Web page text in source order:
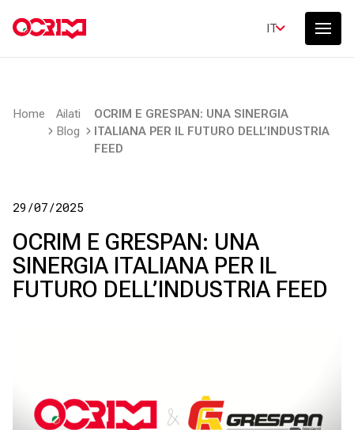
IT
Home
Ailati
Blog
OCRIM E GRESPAN: UNA SINERGIA
ITALIANA PER IL FUTURO DELL’INDUSTRIA
FEED
29/07/2025
OCRIM E GRESPAN: UNA
SINERGIA ITALIANA PER IL
FUTURO DELL’INDUSTRIA FEED